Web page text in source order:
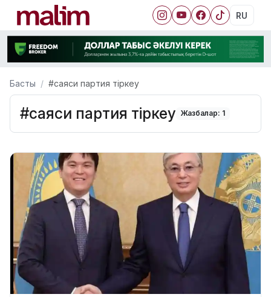
RU
Басты #саяси партия тіркеу
#саяси партия тіркеу Жазбалар: 1